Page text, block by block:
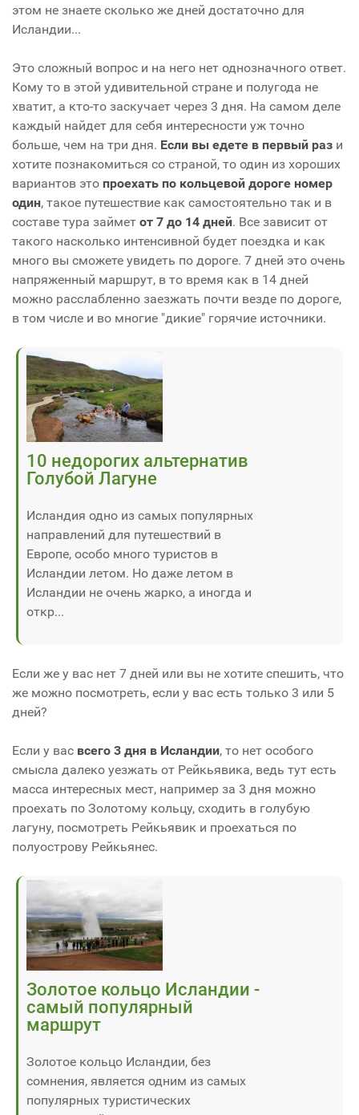
этом не знаете сколько же дней достаточно для
Исландии...
Это сложный вопрос и на него нет однозначного ответ.
Кому то в этой удивительной стране и полугода не
хватит, а кто-то заскучает через 3 дня. На самом деле
каждый найдет для себя интересности уж точно
больше, чем на три дня. Если вы едете в первый раз и
хотите познакомиться со страной, то один из хороших
вариантов это проехать по кольцевой дороге номер
один, такое путешествие как самостоятельно так и в
составе тура займет от 7 до 14 дней. Все зависит от
такого насколько интенсивной будет поездка и как
много вы сможете увидеть по дороге. 7 дней это очень
напряженный маршрут, в то время как в 14 дней
можно расслабленно заезжать почти везде по дороге,
в том числе и во многие "дикие" горячие источники.
10 недорогих альтернатив
Голубой Лагуне
Исландия одно из самых популярных
направлений для путешествий в
Европе, особо много туристов в
Исландии летом. Но даже летом в
Исландии не очень жарко, а иногда и
откр...
Если же у вас нет 7 дней или вы не хотите спешить, что
же можно посмотреть, если у вас есть только 3 или 5
дней?
Если у вас всего 3 дня в Исландии, то нет особого
смысла далеко уезжать от Рейкьявика, ведь тут есть
масса интересных мест, например за 3 дня можно
проехать по Золотому кольцу, сходить в голубую
лагуну, посмотреть Рейкьявик и проехаться по
полуострову Рейкьянес.
Золотое кольцо Исландии -
самый популярный
маршрут
Золотое кольцо Исландии, без
сомнения, является одним из самых
популярных туристических